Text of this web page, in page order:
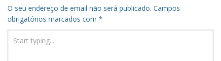
O seu endereço de email não será publicado. Campos
obrigatórios marcados com *